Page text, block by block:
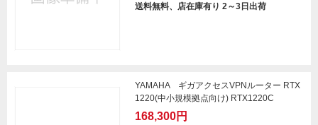
送料無料、店在庫有り 2～3日出荷
YAMAHA ギガアクセスVPNルーター RTX
1220(中小規模拠点向け) RTX1220C
168,300円